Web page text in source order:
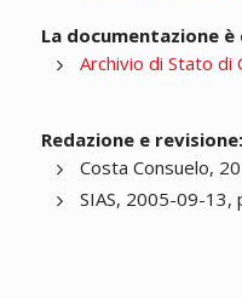
La documentazione
Archivio di Stato di
Redazione e revisione:
Costa Consuelo,
SIAS, 2005-09-13,